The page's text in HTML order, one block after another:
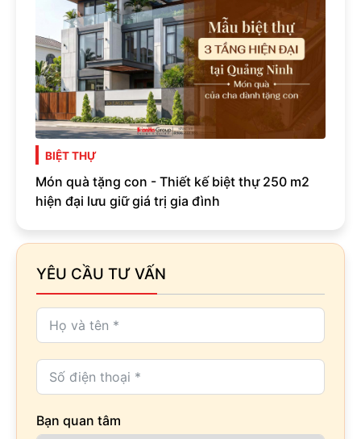
BIỆT THỰ
Món quà tặng con - Thiết kế biệt thự 250 m2
hiện đại lưu giữ giá trị gia đình
YÊU CẦU TƯ VẤN
Bạn quan tâm